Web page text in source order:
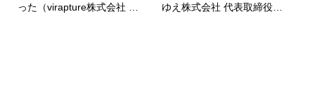
った（virapture株式会社 代
ゆえ株式会社 代表取締役